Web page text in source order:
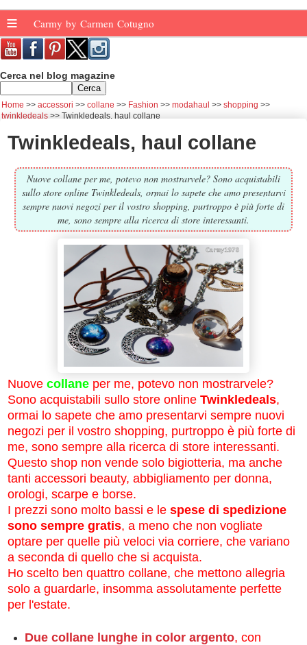
≡ Carmy by Carmen Cotugno
Cerca nel blog magazine
Home accessori collane Fashion modahaul
shopping
twinkledeals
Twinkledeals, haul collane
Twinkledeals, haul collane
Nuove collane per me, potevo non mostrarvele? Sono acquistabili
sullo store online Twinkledeals, ormai lo sapete che amo presentarvi
sempre nuovi negozi per il vostro shopping, purtroppo è più forte di
me, sono sempre alla ricerca di store interessanti.
Nuove collane per me, potevo non mostrarvele?
Sono acquistabili sullo store online Twinkledeals,
ormai lo sapete che amo presentarvi sempre nuovi
negozi per il vostro shopping, purtroppo è più forte di
me, sono sempre alla ricerca di store interessanti.
Questo shop non vende solo bigiotteria, ma anche
tanti accessori beauty, abbigliamento per donna,
orologi, scarpe e borse.
I prezzi sono molto bassi e le spese di spedizione
sono sempre gratis, a meno che non vogliate
optare per quelle più veloci via corriere, che variano
a seconda di quello che si acquista.
Ho scelto ben quattro collane, che mettono allegria
solo a guardarle, insomma assolutamente perfette
per l'estate.
Due collane lunghe in color argento, con